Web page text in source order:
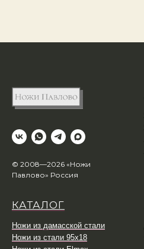
© 2008—2026 «Ножи
Павлово» Россия
КАТАЛОГ
Ножи из дамасской стали
Ножи из стали 95х18